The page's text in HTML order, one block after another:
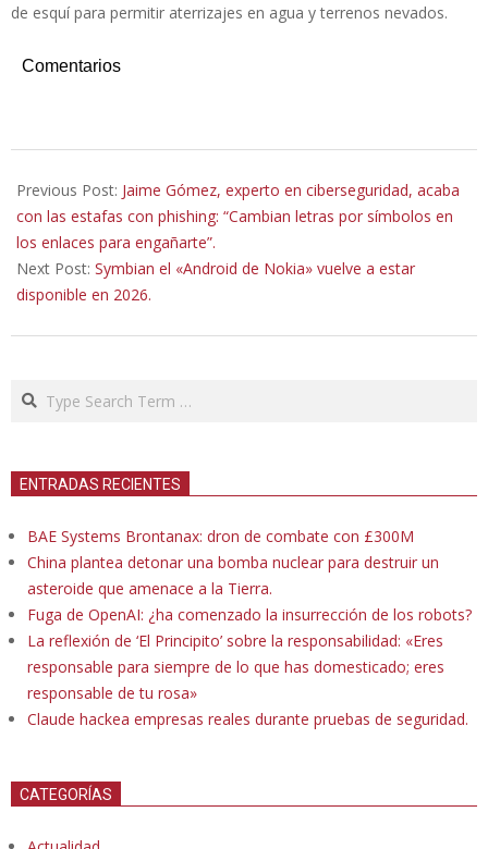
de esquí para permitir aterrizajes en agua y terrenos nevados.
Comentarios
02-
05
Previous Post: Jaime Gómez, experto en ciberseguridad, acaba
con las estafas con phishing: “Cambian letras por símbolos en
los enlaces para engañarte”.
Next Post: Symbian el «Android de Nokia» vuelve a estar
disponible en 2026.
Search
ENTRADAS RECIENTES
BAE Systems Brontanax: dron de combate con £300M
China plantea detonar una bomba nuclear para destruir un
asteroide que amenace a la Tierra.
Fuga de OpenAI: ¿ha comenzado la insurrección de los robots?
La reflexión de ‘El Principito’ sobre la responsabilidad: «Eres
responsable para siempre de lo que has domesticado; eres
responsable de tu rosa»
Claude hackea empresas reales durante pruebas de seguridad.
CATEGORÍAS